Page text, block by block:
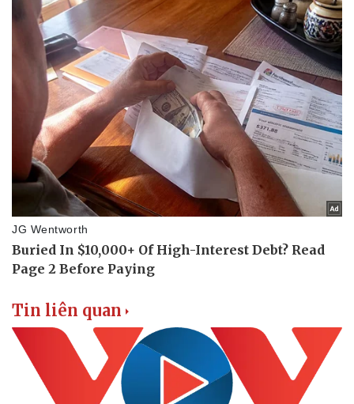
Thể thao
Bóng đá
Lịch thi đấu bóng đá
Thế giới thể thao
eSports
Hậu trường
Ô tô - Xe máy
Ô tô
Xe máy
Tư vấn
Tin liên quan